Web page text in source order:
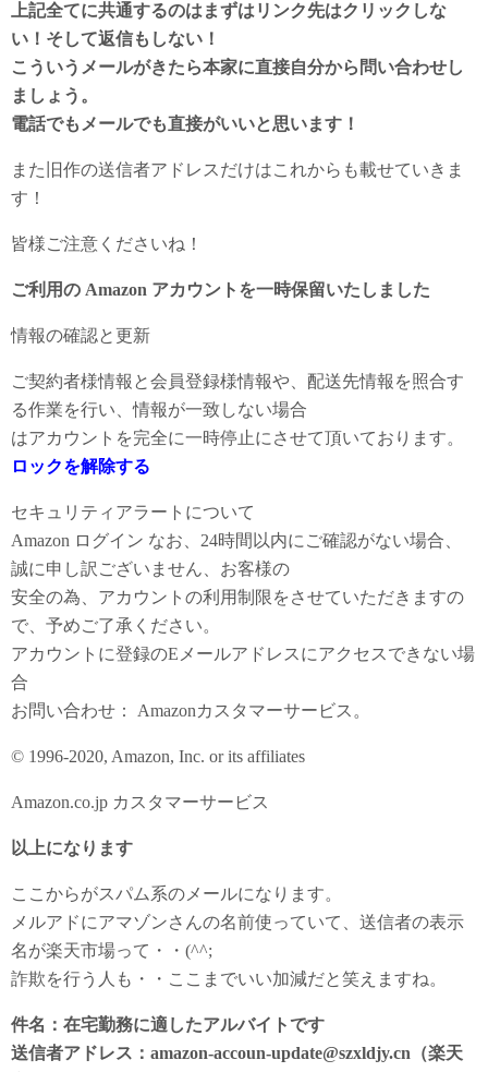
上記全てに共通するのはまずはリンク先はクリックしな
い！そして返信もしない！
こういうメールがきたら本家に直接自分から問い合わせし
ましょう。
電話でもメールでも直接がいいと思います！
また旧作の送信者アドレスだけはこれからも載せていきま
す！
皆様ご注意くださいね！
ご利用の Amazon アカウントを一時保留いたしました
情報の確認と更新
ご契約者様情報と会員登録様情報や、配送先情報を照合す
る作業を行い、情報が一致しない場合
はアカウントを完全に一時停止にさせて頂いております。
ロックを解除する
セキュリティアラートについて
Аmazon ログイン なお、24時間以内にご確認がない場合、
誠に申し訳ございません、お客様の
安全の為、アカウントの利用制限をさせていただきますの
で、予めご了承ください。
アカウントに登録のEメールアドレスにアクセスできない場
合
お問い合わせ： Amazonカスタマーサービス。
© 1996-2020, Amazon, Inc. or its affiliates
Amazon.co.jp カスタマーサービス
以上になります
ここからがスパム系のメールになります。
メルアドにアマゾンさんの名前使っていて、送信者の表示
名が楽天市場って・・(^^;
詐欺を行う人も・・ここまでいい加減だと笑えますね。
件名：在宅勤務に適したアルバイトです
送信者アドレス：amazon-accoun-update@szxldjy.cn（楽天